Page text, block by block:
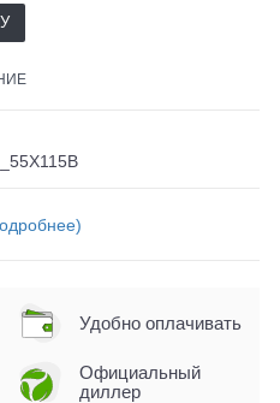
Удобно оплачивать
Официальный
диллер